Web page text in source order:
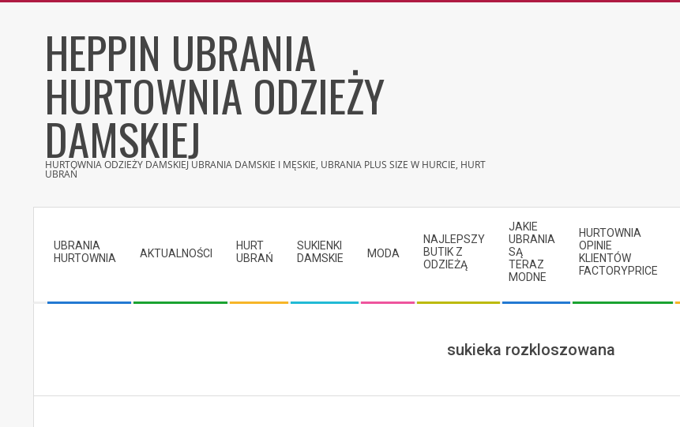
HEPPIN UBRANIA
HURTOWNIA ODZIEŻY
DAMSKIEJ
HURTOWNIA ODZIEŻY DAMSKIEJ UBRANIA DAMSKIE I MĘSKIE, UBRANIA PLUS SIZE W HURCIE, HURT
UBRAŃ
Menu
UBRANIA
HURTOWNIA
AKTUALNOŚCI
HURT
UBRAŃ
SUKIENKI
DAMSKIE
MODA
NAJLEPSZY
BUTIK Z
ODZIEŻĄ
JAKIE
UBRANIA
SĄ
TERAZ
MODNE
HURTOWNIA
OPINIE
KLIENTÓW
FACTORYPRICE
sukieka rozkloszowana